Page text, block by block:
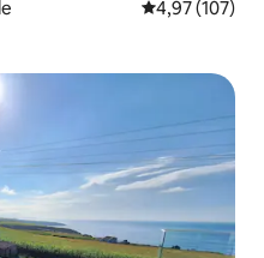
Évaluation
4,97 (107)
appréciés